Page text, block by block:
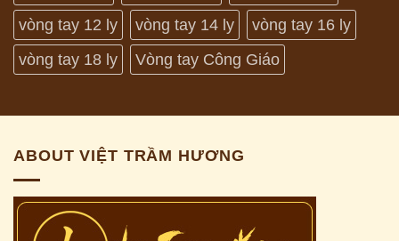
vòng tay 12 ly
vòng tay 14 ly
vòng tay 16 ly
vòng tay 18 ly
Vòng tay Công Giáo
ABOUT VIỆT TRẦM HƯƠNG